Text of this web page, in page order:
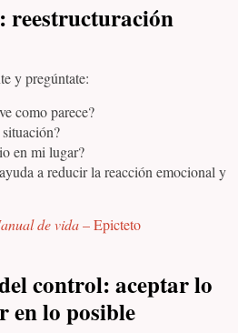
reestructuración
y pregúntate:
como parece?
en mi lugar?
a reducir la reacción emocional y
de vida– Epicteto
control: aceptar lo
en lo posible